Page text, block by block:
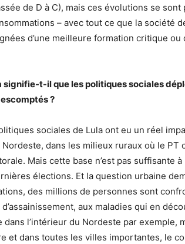
de D à C), mais ces évolutions se
– avec tout ce que la société
d’une meilleure formation critique
signifie-t-il que les politiques sociales
escomptés?
sociales de Lula ont eu un réel
dans les milieux ruraux où le PT
Mais cette base n’est pas suffisante
élections. Et la question urbaine
des millions de personnes sont
aux maladies qui en
l’intérieur du Nordeste par exemple,
et dans toutes les villes importantes, le